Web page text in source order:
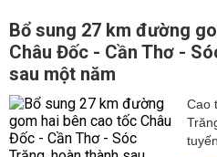
Bổ sung 27 km đường
Châu Đốc - Cần Thơ -
sau một năm
Cao